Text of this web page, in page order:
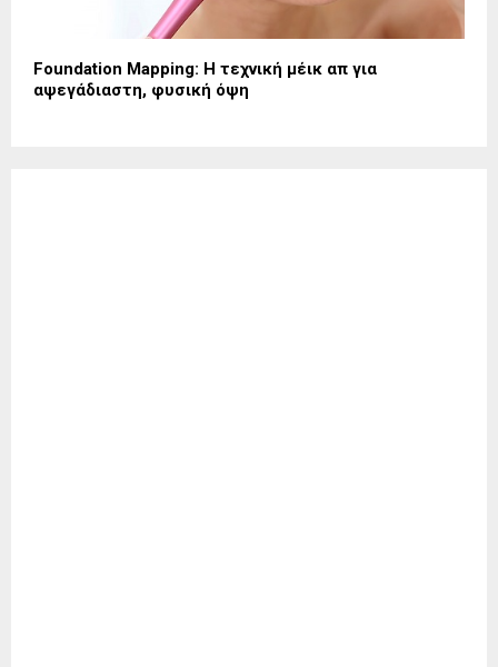
Foundation Mapping: Η τεχνική μέικ απ για
αψεγάδιαστη, φυσική όψη